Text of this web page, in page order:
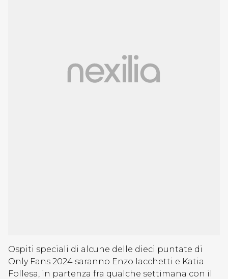
Ospiti speciali di alcune delle dieci puntate di
Only Fans 2024 saranno Enzo Iacchetti e Katia
Follesa, in partenza fra qualche settimana con il